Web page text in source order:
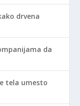
drvena
da
tela umesto